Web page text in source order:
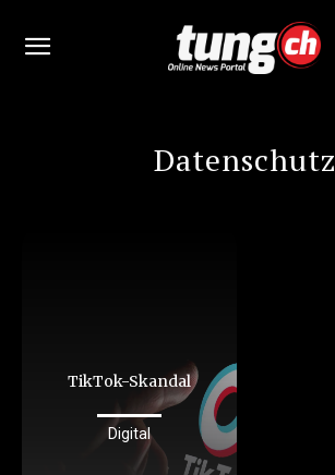
Datenschutz
TikTok-Skandal
Digital